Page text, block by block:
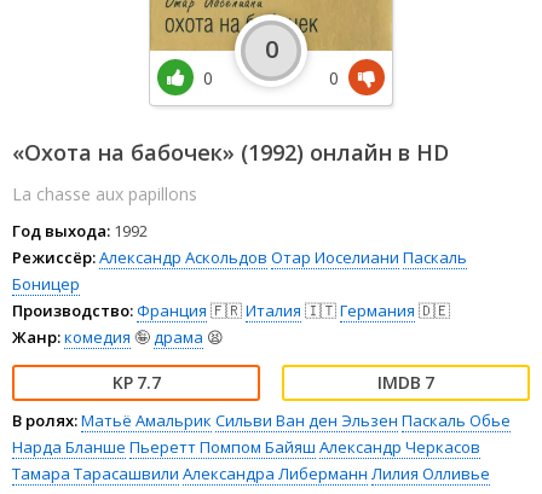
«Охота на бабочек» (1992) онлайн в HD
La chasse aux papillons
Год выхода: 1992
Режиссёр:Александр Аскольдов Отар Иоселиани Паскаль
Боницер
Производство:Франция 🇫🇷Италия 🇮🇹Германия 🇩🇪
Жанр:комедия 🤪 драма 😫
7.7 7
В ролях:Матьё Амальрик Сильви Ван ден Эльзен Паскаль Обье
Нарда Бланше Пьеретт Помпом Байяш Александр Черкасов
Тамара Тарасашвили Александра Либерманн Лилия Олливье
0
0
0